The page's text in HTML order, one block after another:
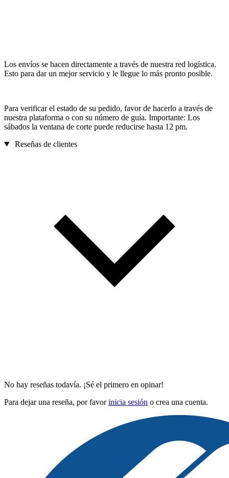
Los envíos se hacen directamente a través de nuestra red logística.
Esto para dar un mejor servicio y le llegue lo más pronto posible.
Para verificar el estado de su pedido, favor de hacerlo a través de
nuestra plataforma o con su número de guía. Importante: Los
sábados la ventana de corte puede reducirse hasta 12 pm.
Reseñas de clientes
No hay reseñas todavía. ¡Sé el primero en opinar!
Para dejar una reseña, por favorinicia sesión o crea una cuenta.